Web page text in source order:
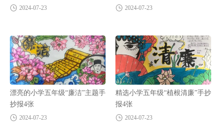
2024-07-23 2024-07-23
漂亮的小学五年级“廉洁”主题手
抄报4张
2024-07-23
精选小学五年级“植根清廉”手抄
报4张
2024-07-23